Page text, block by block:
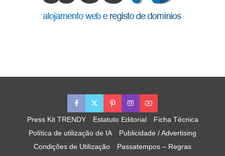
Press Kit TRENDY Estatuto Editorial
Ficha Técnica
Política de utilização de IA
Publicidade / Advertising
Condições de Utilização
Passatempos – Regras